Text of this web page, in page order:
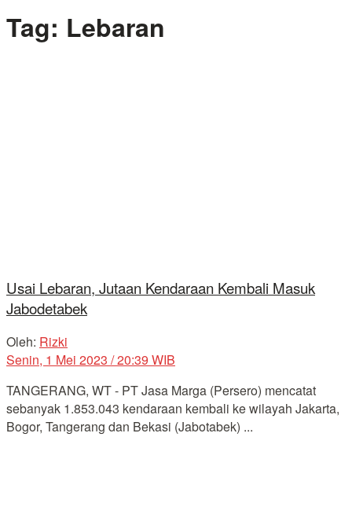
Tag: Lebaran
Usai Lebaran, Jutaan Kendaraan Kembali Masuk
Jabodetabek
Oleh: Rizki
Senin, 1 Mei 2023 / 20:39 WIB
TANGERANG, WT - PT Jasa Marga (Persero) mencatat
sebanyak 1.853.043 kendaraan kembali ke wilayah Jakarta,
Bogor, Tangerang dan Bekasi (Jabotabek) ...